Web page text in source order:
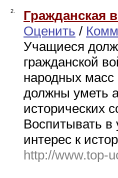
2.
Гражданская
Оценить /
Учащиеся
гражданской
народных
должны уметь
исторических
Воспитывать в
интерес к
http://www.top-